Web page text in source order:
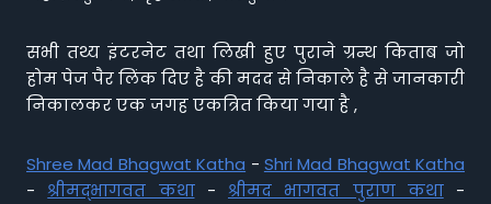
सभी तथ्य इंटरनेट तथा लिखी हुए पुराने ग्रन्थ किताब जो
होम पेज पैर लिंक दिए है की मदद से निकाले है से जानकारी
निकालकर एक जगह एकत्रित किया गया है ,
Shree Mad Bhagwat Katha - Shri Mad Bhagwat Katha
- श्रीमद्भागवत कथा- श्रीमद भागवत पुराण कथा-